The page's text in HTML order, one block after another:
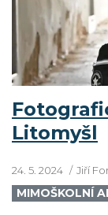
Litomyšl
24. 5. 2024 Jiří
MIMOŠKOLNÍ